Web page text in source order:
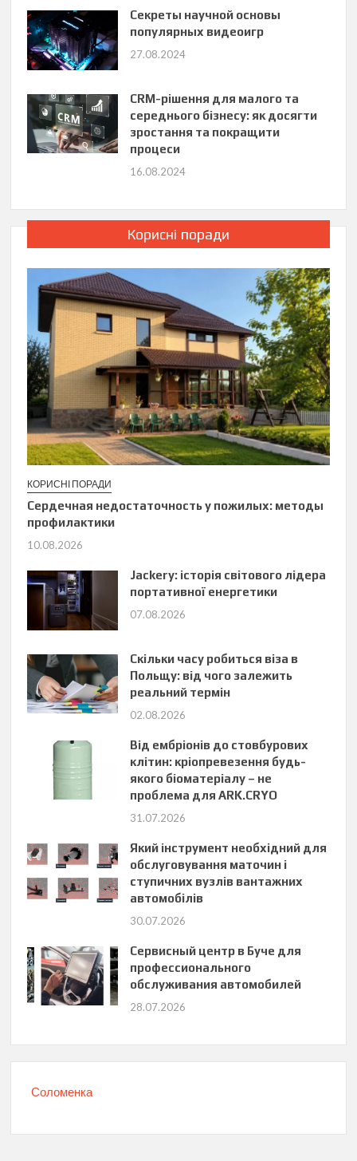
Секреты научной основы
популярных видеоигр
27.08.2024
CRM-рішення для малого та
середнього бізнесу: як досягти
зростання та покращити
процеси
16.08.2024
Корисні поради
КОРИСНІ ПОРАДИ
Сердечная недостаточность у пожилых: методы
профилактики
10.08.2026
Jackery: історія світового лідера
портативної енергетики
07.08.2026
Скільки часу робиться віза в
Польщу: від чого залежить
реальний термін
02.08.2026
Від ембріонів до стовбурових
клітин: кріопревезення будь-
якого біоматеріалу – не
проблема для ARK.CRYO
31.07.2026
Який інструмент необхідний для
обслуговування маточин і
ступичних вузлів вантажних
автомобілів
30.07.2026
Сервисный центр в Буче для
профессионального
обслуживания автомобилей
28.07.2026
Соломенка